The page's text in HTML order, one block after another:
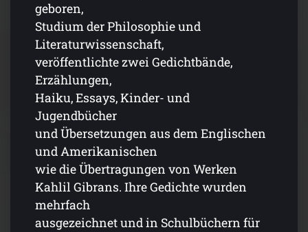
geboren,
Studium der Philosophie und
Literaturwissenschaft,
veröffentlichte zwei Gedichtbände,
Erzählungen,
Haiku, Essays, Kinder- und
Jugendbücher
und Übersetzungen aus dem Englischen
und Amerikanischen
wie die Übertragungen von Werken
Kahlil Gibrans. Ihre Gedichte wurden
mehrfach
ausgezeichnet und in Schulbüchern für